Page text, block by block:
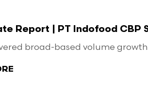
Report | PT Indofood CBP
broad-based volume growth